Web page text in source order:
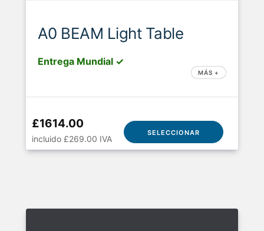
A0 BEAM Light Table
Entrega Mundial ✓
MÁS +
£1614.00
incluido £269.00 IVA
SELECCIONAR